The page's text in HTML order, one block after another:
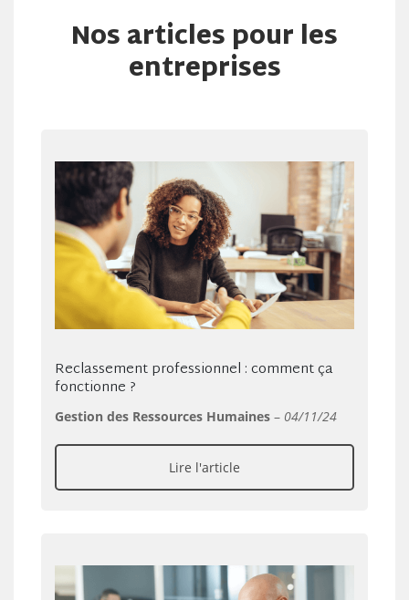
Nos articles pour les
entreprises
Reclassement professionnel : comment ça
fonctionne ?
Gestion des Ressources Humaines – 04/11/24
Lire l'article